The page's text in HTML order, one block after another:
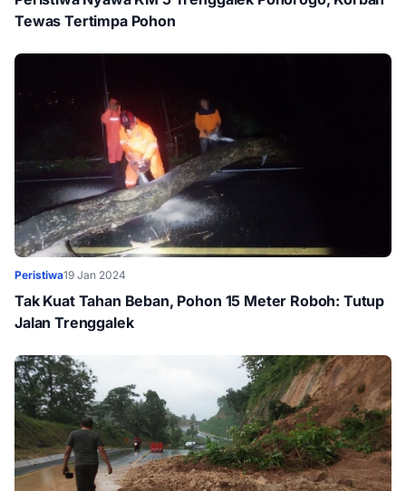
Tewas Tertimpa Pohon
Peristiwa19 Jan 2024
Tak Kuat Tahan Beban, Pohon 15 Meter Roboh: Tutup
Jalan Trenggalek